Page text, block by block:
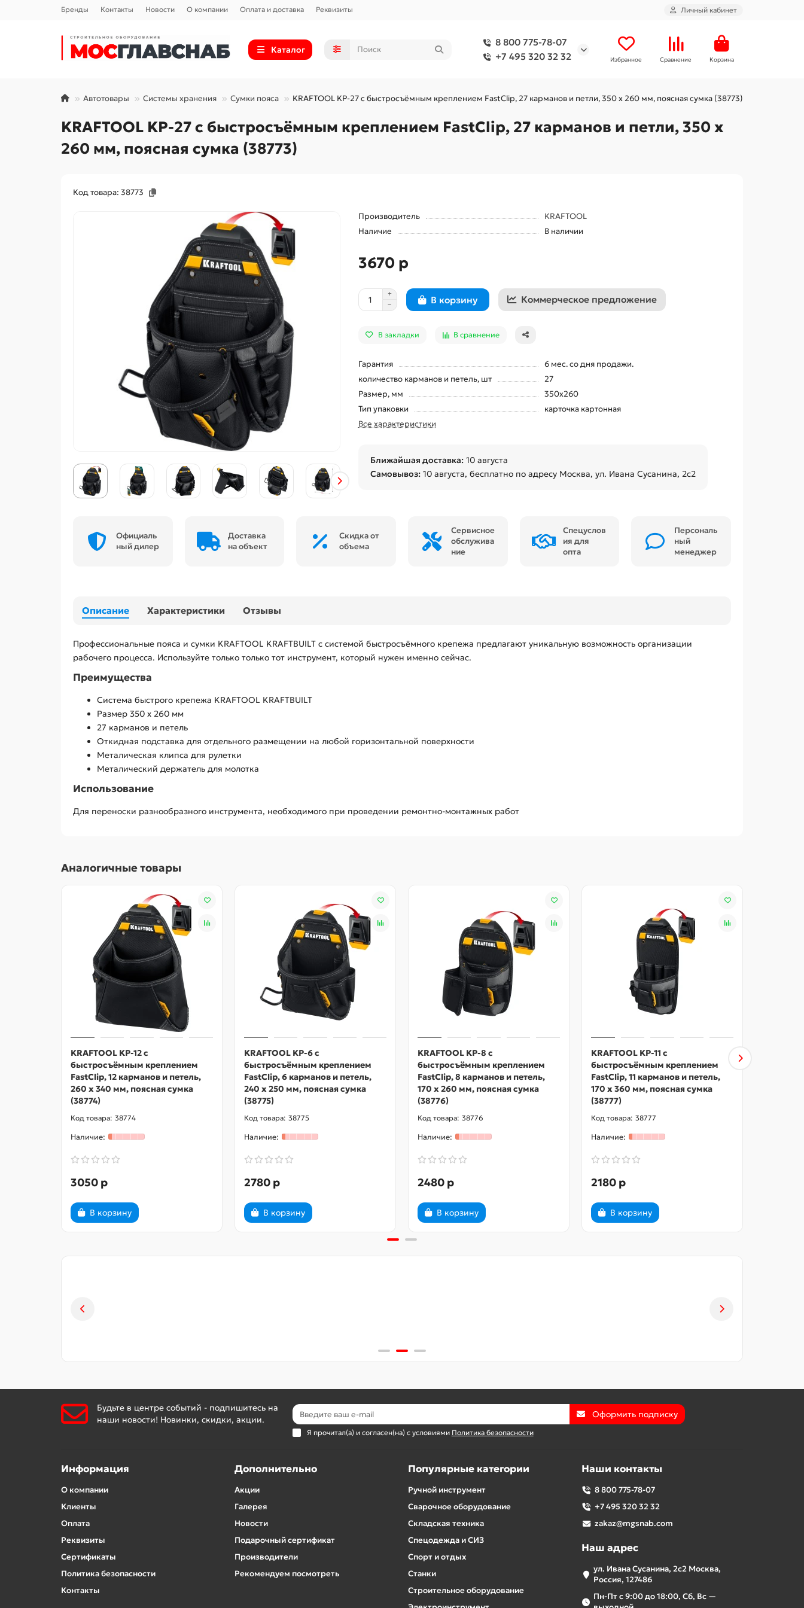
Бренды Контакты Новости О компании Оплата и доставка Реквизиты Личный кабинет
Каталог
8 800 775-78-07
+7 495 320 32 32
Избранное Сравнение Корзина
Автотовары Системы хранения Сумки пояса KRAFTOOL KP-27 с быстросъёмным креплением FastClip, 27 карманов и петли, 350 х 260 мм, поясная сумка (38773)
KRAFTOOL KP-27 с быстросъёмным креплением FastClip, 27 карманов и петли, 350 х
260 мм, поясная сумка (38773)
Код товара: 38773
Производитель
KRAFTOOL
Наличие
В наличии
3670 р
В корзину Коммерческое предложение
В закладки В сравнение
Гарантия
6 мес. со дня продажи.
количество карманов и петель, шт
27
Размер, мм
350х260
Тип упаковки
карточка картонная
Все характеристики
Ближайшая доставка: 10 августа
Самовывоз: 10 августа, бесплатно по адресу Москва, ул. Ивана Сусанина, 2с2
Официаль
ный дилер
Доставка
на объект
Скидка от
объема
Сервисное
обслужива
ние
Спецуслов
ия для
опта
Персональ
ный
менеджер
Описание Характеристики Отзывы
Профессиональные пояса и сумки KRAFTOOL KRAFTBUILT с системой быстросъёмного крепежа предлагают уникальную возможность организации
рабочего процесса. Используйте только только тот инструмент, который нужен именно сейчас.
Преимущества
Система быстрого крепежа KRAFTOOL KRAFTBUILT
Размер 350 х 260 мм
27 карманов и петель
Откидная подставка для отдельного размещении на любой горизонтальной поверхности
Металическая клипса для рулетки
Металический держатель для молотка
Использование
Для переноски разнообразного инструмента, необходимого при проведении ремонтно-монтажных работ
Аналогичные товары
KRAFTOOL KP-12 с
быстросъёмным креплением
FastClip, 12 карманов и петель,
260 х 340 мм, поясная сумка
(38774)
38774
3050 р
В корзину
KRAFTOOL KP-6 с
быстросъёмным креплением
FastClip, 6 карманов и петель,
240 х 250 мм, поясная сумка
(38775)
38775
2780 р
В корзину
KRAFTOOL KP-8 с
быстросъёмным креплением
FastClip, 8 карманов и петель,
170 х 260 мм, поясная сумка
(38776)
38776
2480 р
В корзину
KRAFTOOL KP-11 с
быстросъёмным креплением
FastClip, 11 карманов и петель,
170 х 360 мм, поясная сумка
(38777)
38777
2180 р
В корзину
Будьте в центре событий - подпишитесь на
наши новости! Новинки, скидки, акции.
Оформить подписку
Я прочитал(а) и согласен(на) с условиями Политика безопасности
Информация
О компании
Клиенты
Оплата
Реквизиты
Сертификаты
Политика безопасности
Контакты
Дополнительно
Акции
Галерея
Новости
Подарочный сертификат
Производители
Рекомендуем посмотреть
Популярные категории
Ручной инструмент
Сварочное оборудование
Складская техника
Спецодежда и СИЗ
Спорт и отдых
Станки
Строительное оборудование
Наши контакты
8 800 775-78-07
+7 495 320 32 32
zakaz@mgsnab.com
Наш адрес
ул. Ивана Сусанина, 2с2 Москва,
Россия, 127486
Пн-Пт с 9:00 до 18:00, Сб, Вс —